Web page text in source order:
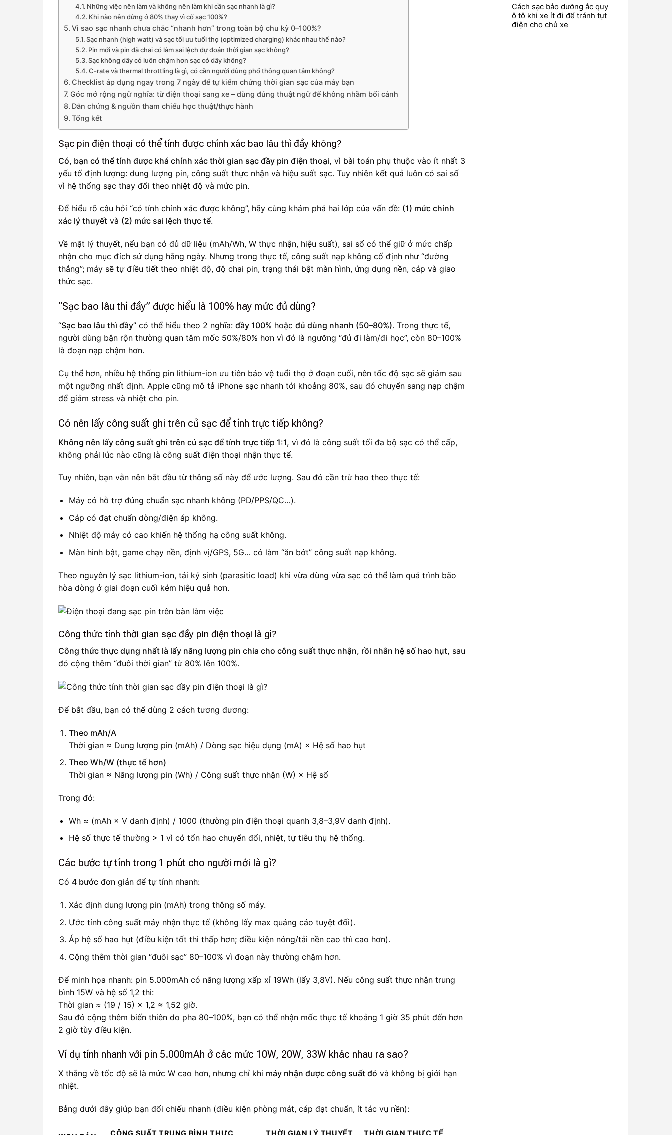
Những việc nên làm và không nên làm khi cần sạc nhanh là gì?
Khi nào nên dừng ở 80% thay vì cố sạc 100%?
Vì sao sạc nhanh chưa chắc “nhanh hơn” trong toàn bộ chu kỳ 0–100%?
Sạc nhanh (high watt) và sạc tối ưu tuổi thọ (optimized charging) khác nhau thế nào?
Pin mới và pin đã chai có làm sai lệch dự đoán thời gian sạc không?
Sạc không dây có luôn chậm hơn sạc có dây không?
C-rate và thermal throttling là gì, có cần người dùng phổ thông quan tâm không?
Checklist áp dụng ngay trong 7 ngày để tự kiểm chứng thời gian sạc của máy bạn
Góc mở rộng ngữ nghĩa: từ điện thoại sang xe – dùng đúng thuật ngữ để không nhầm bối cảnh
Dẫn chứng & nguồn tham chiếu học thuật/thực hành
Tổng kết
Sạc pin điện thoại có thể tính được chính xác bao lâu thì đầy không?
Có, bạn có thể tính được khá chính xác thời gian sạc đầy pin điện thoại, vì bài toán phụ thuộc vào ít nhất 3
yếu tố định lượng: dung lượng pin, công suất thực nhận và hiệu suất sạc. Tuy nhiên kết quả luôn có sai số
vì hệ thống sạc thay đổi theo nhiệt độ và mức pin.
Để hiểu rõ câu hỏi “có tính chính xác được không”, hãy cùng khám phá hai lớp của vấn đề: (1) mức chính
xác lý thuyết và (2) mức sai lệch thực tế.
Về mặt lý thuyết, nếu bạn có đủ dữ liệu (mAh/Wh, W thực nhận, hiệu suất), sai số có thể giữ ở mức chấp
nhận cho mục đích sử dụng hằng ngày. Nhưng trong thực tế, công suất nạp không cố định như “đường
thẳng”; máy sẽ tự điều tiết theo nhiệt độ, độ chai pin, trạng thái bật màn hình, ứng dụng nền, cáp và giao
thức sạc.
“Sạc bao lâu thì đầy” được hiểu là 100% hay mức đủ dùng?
“Sạc bao lâu thì đầy” có thể hiểu theo 2 nghĩa: đầy 100% hoặc đủ dùng nhanh (50–80%). Trong thực tế,
người dùng bận rộn thường quan tâm mốc 50%/80% hơn vì đó là ngưỡng “đủ đi làm/đi học”, còn 80–100%
là đoạn nạp chậm hơn.
Cụ thể hơn, nhiều hệ thống pin lithium-ion ưu tiên bảo vệ tuổi thọ ở đoạn cuối, nên tốc độ sạc sẽ giảm sau
một ngưỡng nhất định. Apple cũng mô tả iPhone sạc nhanh tới khoảng 80%, sau đó chuyển sang nạp chậm
để giảm stress và nhiệt cho pin.
Có nên lấy công suất ghi trên củ sạc để tính trực tiếp không?
Không nên lấy công suất ghi trên củ sạc để tính trực tiếp 1:1, vì đó là công suất tối đa bộ sạc có thể cấp,
không phải lúc nào cũng là công suất điện thoại nhận thực tế.
Tuy nhiên, bạn vẫn nên bắt đầu từ thông số này để ước lượng. Sau đó cần trừ hao theo thực tế:
Máy có hỗ trợ đúng chuẩn sạc nhanh không (PD/PPS/QC…).
Cáp có đạt chuẩn dòng/điện áp không.
Nhiệt độ máy có cao khiến hệ thống hạ công suất không.
Màn hình bật, game chạy nền, định vị/GPS, 5G… có làm “ăn bớt” công suất nạp không.
Theo nguyên lý sạc lithium-ion, tải ký sinh (parasitic load) khi vừa dùng vừa sạc có thể làm quá trình bão
hòa dòng ở giai đoạn cuối kém hiệu quả hơn.
Công thức tính thời gian sạc đầy pin điện thoại là gì?
Công thức thực dụng nhất là lấy năng lượng pin chia cho công suất thực nhận, rồi nhân hệ số hao hụt, sau
đó cộng thêm “đuôi thời gian” từ 80% lên 100%.
Để bắt đầu, bạn có thể dùng 2 cách tương đương:
Theo mAh/A
Thời gian ≈ Dung lượng pin (mAh) / Dòng sạc hiệu dụng (mA) × Hệ số hao hụt
Theo Wh/W (thực tế hơn)
Thời gian ≈ Năng lượng pin (Wh) / Công suất thực nhận (W) × Hệ số
Trong đó:
Wh ≈ (mAh × V danh định) / 1000 (thường pin điện thoại quanh 3,8–3,9V danh định).
Hệ số thực tế thường > 1 vì có tổn hao chuyển đổi, nhiệt, tự tiêu thụ hệ thống.
Các bước tự tính trong 1 phút cho người mới là gì?
Có 4 bước đơn giản để tự tính nhanh:
Xác định dung lượng pin (mAh) trong thông số máy.
Ước tính công suất máy nhận thực tế (không lấy max quảng cáo tuyệt đối).
Áp hệ số hao hụt (điều kiện tốt thì thấp hơn; điều kiện nóng/tải nền cao thì cao hơn).
Cộng thêm thời gian “đuôi sạc” 80–100% vì đoạn này thường chậm hơn.
Để minh họa nhanh: pin 5.000mAh có năng lượng xấp xỉ 19Wh (lấy 3,8V). Nếu công suất thực nhận trung
bình 15W và hệ số 1,2 thì:
Thời gian ≈ (19 / 15) × 1,2 ≈ 1,52 giờ.
Sau đó cộng thêm biến thiên do pha 80–100%, bạn có thể nhận mốc thực tế khoảng 1 giờ 35 phút đến hơn
2 giờ tùy điều kiện.
Ví dụ tính nhanh với pin 5.000mAh ở các mức 10W, 20W, 33W khác nhau ra sao?
X thắng về tốc độ sẽ là mức W cao hơn, nhưng chỉ khi máy nhận được công suất đó và không bị giới hạn
nhiệt.
Bảng dưới đây giúp bạn đối chiếu nhanh (điều kiện phòng mát, cáp đạt chuẩn, ít tác vụ nền):
CÔNG SUẤT TRUNG BÌNH THỰC THỜI GIAN LÝ THUYẾT THỜI GIAN THỰC TẾ
Cách sạc bảo dưỡng ắc quy
ô tô khi xe ít đi để tránh tụt
điện cho chủ xe